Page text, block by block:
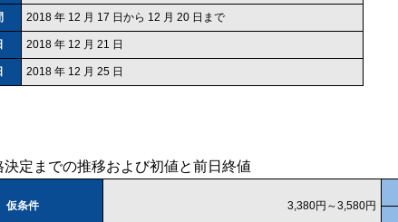
2018 年 12 月 17 日から 12 月 20 日まで
2018 年 12 月 21 日
2018 年 12 月 25 日
決定までの推移および初値と前日終値
仮条件 3,380円～3,580円